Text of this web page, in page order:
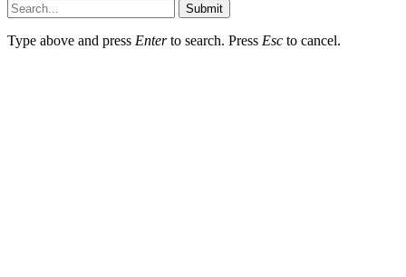
Submit
Type above and press Enterto search. Press Esc to cancel.